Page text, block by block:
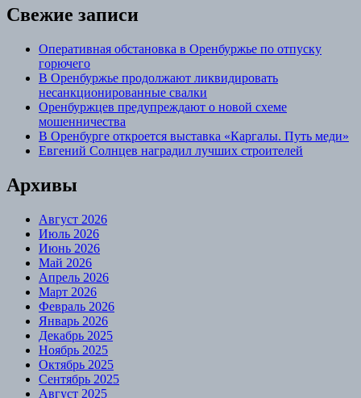
Свежие записи
Оперативная обстановка в Оренбуржье по отпуску
горючего
В Оренбуржье продолжают ликвидировать
несанкционированные свалки
Оренбуржцев предупреждают о новой схеме
мошенничества
В Оренбурге откроется выставка «Каргалы. Путь меди»
Евгений Солнцев наградил лучших строителей
Архивы
Август 2026
Июль 2026
Июнь 2026
Май 2026
Апрель 2026
Март 2026
Февраль 2026
Январь 2026
Декабрь 2025
Ноябрь 2025
Октябрь 2025
Сентябрь 2025
Август 2025